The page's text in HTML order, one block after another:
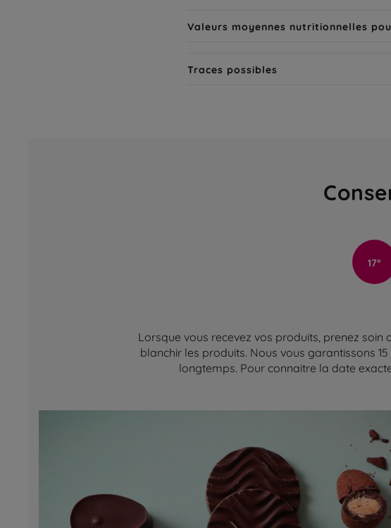
Valeurs moyennes nutritionnelles
Traces possibles
17°
Lorsque vous recevez vos produits, prenez
blanchir les produits. Nous vous garantissons
longtemps. Pour connaitre la date